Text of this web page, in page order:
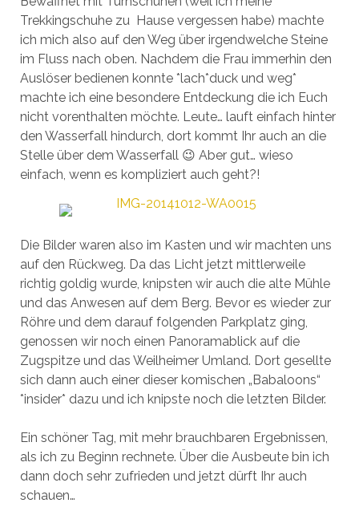
Trekkingschuhe zu Hause vergessen habe) machte
ich mich also auf den Weg über irgendwelche Steine
im Fluss nach oben. Nachdem die Frau immerhin den
Auslöser bedienen konnte *lach*duck und weg*
machte ich eine besondere Entdeckung die ich Euch
nicht vorenthalten möchte. Leute… lauft einfach hinter
den Wasserfall hindurch, dort kommt Ihr auch an die
Stelle über dem Wasserfall 😉 Aber gut… wieso
einfach, wenn es kompliziert auch geht?!
Die Bilder waren also im Kasten und wir machten uns
auf den Rückweg. Da das Licht jetzt mittlerweile
richtig goldig wurde, knipsten wir auch die alte Mühle
und das Anwesen auf dem Berg. Bevor es wieder zur
Röhre und dem darauf folgenden Parkplatz ging,
genossen wir noch einen Panoramablick auf die
Zugspitze und das Weilheimer Umland. Dort gesellte
sich dann auch einer dieser komischen „Babaloons“
*insider* dazu und ich knipste noch die letzten Bilder.
Ein schöner Tag, mit mehr brauchbaren Ergebnissen,
als ich zu Beginn rechnete. Über die Ausbeute bin ich
dann doch sehr zufrieden und jetzt dürft Ihr auch
schauen…